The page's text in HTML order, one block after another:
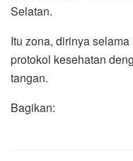
Selatan.
Itu zona, dirinya
protokol kesehatan
tangan.
Bagikan: